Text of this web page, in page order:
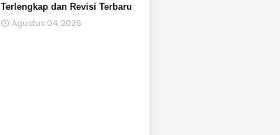
Terlengkap dan Revisi Terbaru
Agustus 04, 2026